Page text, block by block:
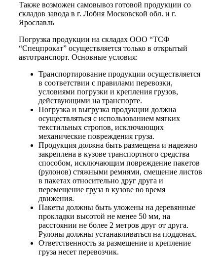
Также возможен самовывоз готовой продукции со
складов завода в г. Лобня Московской обл. и г.
Ярославль
Погрузка продукции на складах ООО “ТСФ
“Спецпрокат” осуществляется только в открытый
автотранспорт. Основные условия:
Транспортирование продукции осуществляется
в соответствии с правилами перевозки,
условиями погрузки и крепления грузов,
действующими на транспорте.
Погрузка и выгрузка продукции должна
осуществляться с использованием мягких
текстильных стропов, исключающих
механические повреждения груза.
Продукция должна быть размещена и надежно
закреплена в кузове транспортного средства
способом, исключающим повреждение пакетов
(рулонов) стяжными ремнями, смещение листов
в пакетах относительно друг друга и
перемещение груза в кузове во время
движения.
Пакеты должны быть уложены на деревянные
прокладки высотой не менее 50 мм, на
расстоянии не более 2 метров друг от друга.
Рулоны должны устанавливаться на поддонах.
Ответственность за размещение и крепление
груза несет перевозчик.